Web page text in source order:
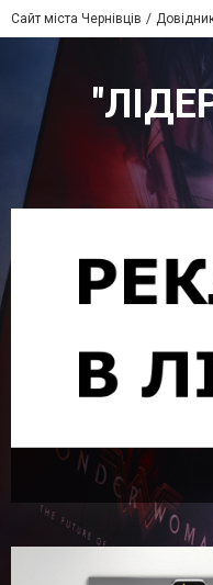
Сайт міста Чернівців